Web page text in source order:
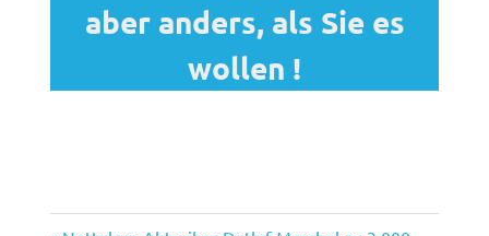
aber anders, als Sie es
wollen !